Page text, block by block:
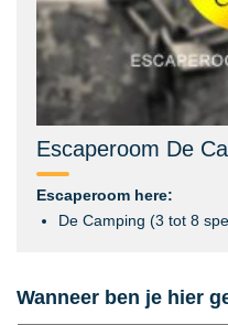
Escaperoom De
Escaperoom here:
De Camping (3 tot 8
Wanneer ben je hier